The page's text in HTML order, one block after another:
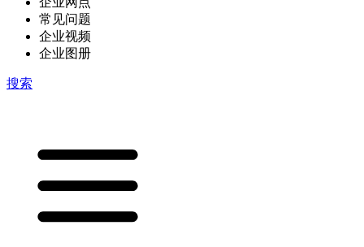
常见问题
企业视频
企业图册
搜索